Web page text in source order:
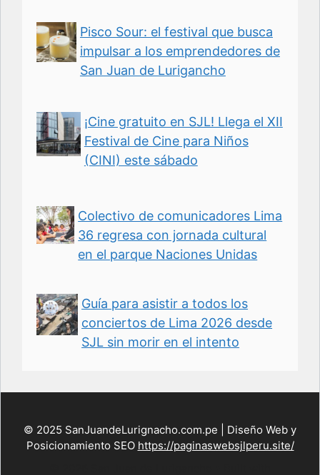
Pisco Sour: el festival que busca
impulsar a los emprendedores de
San Juan de Lurigancho
¡Cine gratuito en SJL! Llega el XII
Festival de Cine para Niños
(CINI) este sábado
Colectivo de comunicadores Lima
36 regresa con jornada cultural
en el parque Naciones Unidas
Guía para asistir a todos los
conciertos de Lima 2026 desde
SJL sin morir en el intento
© 2025 SanJuandeLurignacho.com.pe | Diseño Web y
Posicionamiento SEO https://paginaswebsjlperu.site/